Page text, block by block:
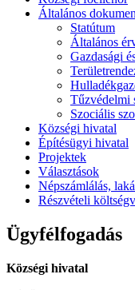
Általános
Statútum
Általános
Gazdasági
Tűzvédelmi
Szociális
Községi hivatal
Építésügyi hivatal
Projektek
Választások
Népszámlálás,
Részvételi
Ügyfélfogadás
Községi hivatal